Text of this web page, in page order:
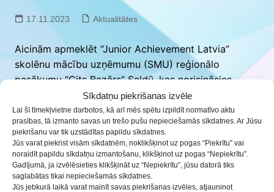
Sīkdatņu piekrišanas izvēle
Lai šī tīmekļvietne darbotos, kā arī mēs spētu izpildīt normatīvo aktu
prasības, tā izmanto savas un trešo pušu nepieciešamās sīkdatnes. Ar Jūsu
piekrišanu var tik uzstādītas papildu sīkdatnes.
Jūs varat piekrist visām sīkdatnēm, noklikšķinot uz pogas “Piekrītu” vai
noraidīt papildu sīkdatņu izmantošanu, klikšķinot uz pogas “Nepiekrītu”.
Gadījumā, ja izvēlēsieties klikšķināt uz “Nepiekrītu”, jūsu datorā tiks
saglabātas tikai nepieciešamās sīkdatnes.
Jūs jebkurā laikā varat mainīt savas piekrišanas izvēles, atjauninot
17.11.2023 Aktualitātes
Aicinām apmeklēt “Junior Achievement Latvia”
skolēnu mācību uzņēmumu (SMU) reģionālo
pasākumu “Cits Bazārs” Saldū, kas norisināsies
15.decembrī, TC “Akvārijs”, Tūristu ielā 3, Saldū.
Apmeklētājiem būs iespēja iegādāties jauno
uzņēmēju radītos produktus.
Pieteikšanās skolēnu mācību uzņēmumiem, aizpildot
anketu:forms.gle/NVqfK9iiReMi67at7